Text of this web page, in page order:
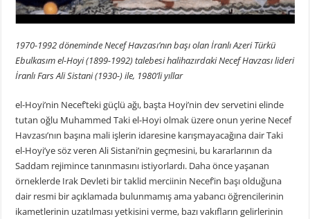
1970-1992 döneminde Necef Havzası’nın başı olan İranlı Azeri Türkü
Ebulkasım el-Hoyi (1899-1992) talebesi halihazırdaki Necef Havzası lideri
İranlı Fars Ali Sistani (1930-) ile, 1980’li yıllar
el-Hoyi’nin Necef’teki güçlü ağı, başta Hoyi’nin dev servetini elinde
tutan oğlu Muhammed Taki el-Hoyi olmak üzere onun yerine Necef
Havzası’nın başına mali işlerin idaresine karışmayacağına dair Taki
el-Hoyi’ye söz veren Ali Sistani’nin geçmesini, bu kararlarının da
Saddam rejimince tanınmasını istiyorlardı. Daha önce yaşanan
örneklerde Irak Devleti bir taklid merciinin Necef’in başı olduğuna
dair resmi bir açıklamada bulunmamış ama yabancı öğrencilerinin
ikametlerinin uzatılması yetkisini verme, bazı vakıfların gelirlerinin